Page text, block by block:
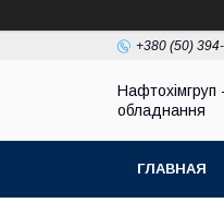
+380 (50)
Нафтохімгруп
обладнання
ГЛАВНАЯ